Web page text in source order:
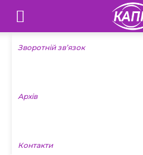
Телебачення
«Капрі»
Новини
Зворотній зв’язок
Архів
Контакти